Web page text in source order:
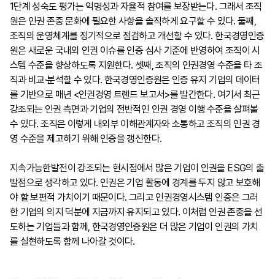
1단계 성숙도 평가는 익명성과 자율적 참여를 보장받는다. 그래서 조직
원은 인권 존중 문화에 필요한 사항을 솔직하게 요구할 수 있다. 둘째,
조직의 운영체계를 정기적으로 점검하고 개선할 수 있다. 한국경영인증
원은 새로운 국내외 인권 이슈를 인증 심사 기준에 반영하여 조직이 시
스템 수준을 향상하도록 지원한다. 셋째, 조직의 인권경영 수준을 타 조
직과 비교·분석할 수 있다. 한국경영인증원은 인증 유지 기업의 데이터
를 기반으로 매년 <인권경영 트렌드 보고서>를 발간한다. 여기서 최근
강조되는 인권 측면과 기업의 전반적인 인권 경영 이행 수준을 살펴볼
수 있다. 조직은 이렇게 내외부 이해관계자와 소통하고 조직의 인권 경
영 수준을 제고하기 위해 인증을 갱신한다.
지속가능한발전이 강조되는 현시점에서 많은 기업이 인권을 ESG의 출
발점으로 생각하고 있다. 인권은 기업 활동에 경계를 두지 않고 보호해
야 할 보편적 가치이기 때문이다. 그리고 인권경영시스템 인증은 그러
한 기업의 의지 덕분에 지금까지 유지되고 있다. 이처럼 인권 존중을 선
도하는 기업들과 함께, 한국경영인증원은 더 많은 기업이 인권의 가치
를 실현하도록 함께 나아갈 것이다.